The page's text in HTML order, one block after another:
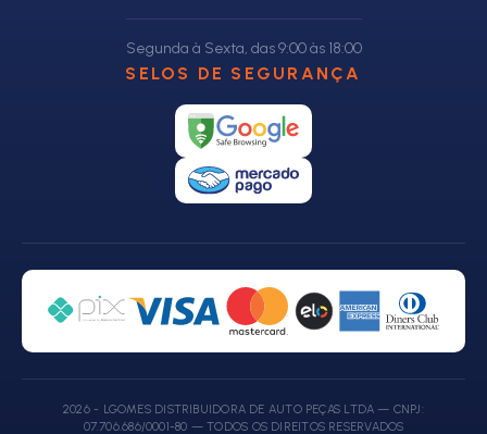
Segunda à Sexta, das 9:00 às 18:00
SELOS DE SEGURANÇA
2026 - LGOMES DISTRIBUIDORA DE AUTO PEÇAS LTDA — CNPJ:
07.706.686/0001-80 — TODOS OS DIREITOS RESERVADOS